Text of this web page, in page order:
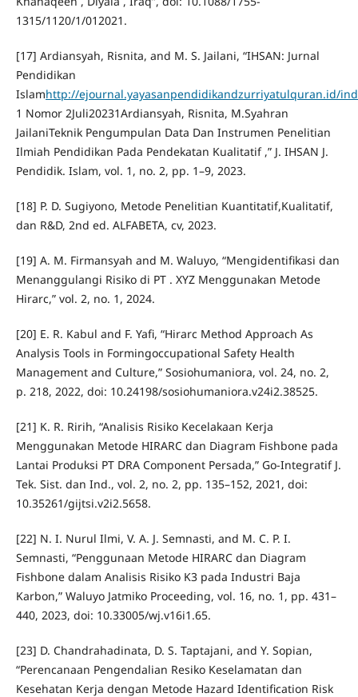
1315/1120/1/012021.
[17] Ardiansyah, Risnita, and M. S. Jailani, “IHSAN: Jurnal
Pendidikan
Islamhttp://ejournal.yayasanpendidikandzurriyatulquran.id/
1 Nomor 2Juli20231Ardiansyah, Risnita, M.Syahran
JailaniTeknik Pengumpulan Data Dan Instrumen Penelitian
Ilmiah Pendidikan Pada Pendekatan Kualitatif ,” J. IHSAN J.
Pendidik. Islam, vol. 1, no. 2, pp. 1–9, 2023.
[18] P. D. Sugiyono, Metode Penelitian Kuantitatif,Kualitatif,
dan R&D, 2nd ed. ALFABETA, cv, 2023.
[19] A. M. Firmansyah and M. Waluyo, “Mengidentifikasi dan
Menanggulangi Risiko di PT . XYZ Menggunakan Metode
Hirarc,” vol. 2, no. 1, 2024.
[20] E. R. Kabul and F. Yafi, “Hirarc Method Approach As
Analysis Tools in Formingoccupational Safety Health
Management and Culture,” Sosiohumaniora, vol. 24, no. 2,
p. 218, 2022, doi: 10.24198/sosiohumaniora.v24i2.38525.
[21] K. R. Ririh, “Analisis Risiko Kecelakaan Kerja
Menggunakan Metode HIRARC dan Diagram Fishbone pada
Lantai Produksi PT DRA Component Persada,” Go-Integratif J.
Tek. Sist. dan Ind., vol. 2, no. 2, pp. 135–152, 2021, doi:
10.35261/gijtsi.v2i2.5658.
[22] N. I. Nurul Ilmi, V. A. J. Semnasti, and M. C. P. I.
Semnasti, “Penggunaan Metode HIRARC dan Diagram
Fishbone dalam Analisis Risiko K3 pada Industri Baja
Karbon,” Waluyo Jatmiko Proceeding, vol. 16, no. 1, pp. 431–
440, 2023, doi: 10.33005/wj.v16i1.65.
[23] D. Chandrahadinata, D. S. Taptajani, and Y. Sopian,
“Perencanaan Pengendalian Resiko Keselamatan dan
Kesehatan Kerja dengan Metode Hazard Identification Risk